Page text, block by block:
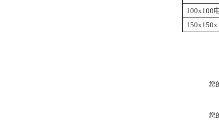
100x100
您
您